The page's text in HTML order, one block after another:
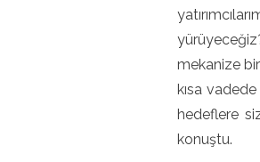
mekanize
kısa
hedeflere
konuştu.